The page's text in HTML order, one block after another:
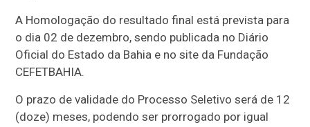
A Homologação do resultado final está prevista para
o dia 02 de dezembro, sendo publicada no Diário
Oficial do Estado da Bahia e no site da Fundação
CEFETBAHIA.
O prazo de validade do Processo Seletivo será de 12
(doze) meses, podendo ser prorrogado por igual